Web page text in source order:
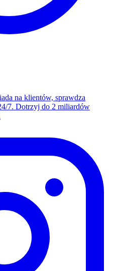
na klientów, sprawdza
7. Dotrzyj do 2 miliardów